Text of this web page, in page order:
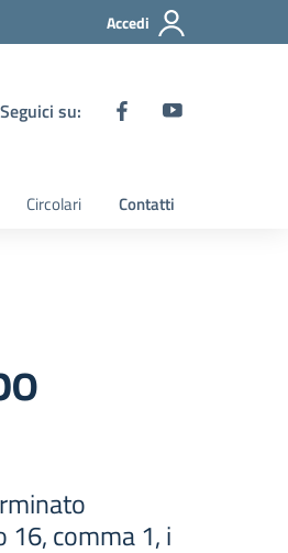
Accedi
Seguici su:
Circolari Contatti
comma 1, i